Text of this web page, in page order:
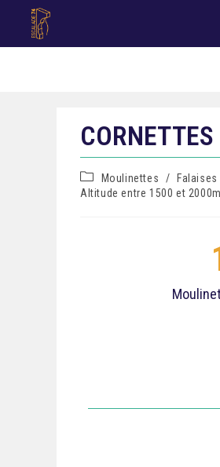
Moulinettes /
Altitude entre 1500 et 2000m